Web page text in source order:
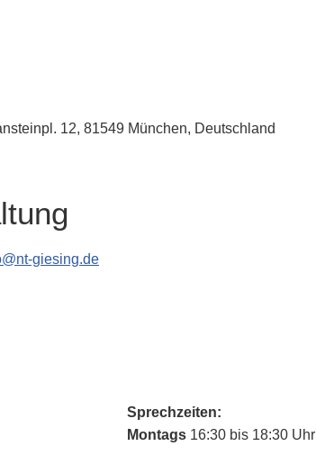
12, 81549 München, Deutschland
giesing.de
Sprechzeiten:
Montags 16:30 bis 18:30 Uhr